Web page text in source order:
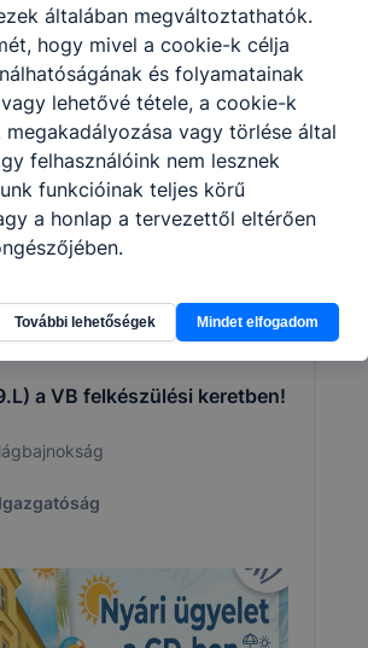
a VB felkészülési keretben!
Igazgatóság
általában megváltoztathatók.
hogy mivel a cookie-k célja
és folyamatainak
lehetővé tétele, a cookie-k
megakadályozása vagy törlése által
felhasználóink nem lesznek
funkcióinak teljes körű
a honlap a tervezettől eltérően
További lehetőségek Mindet elfogadom